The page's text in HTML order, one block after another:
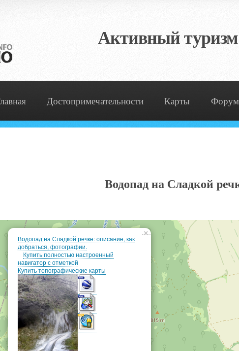
Активный
Достопримечательности Карты Форум
Водопад на Сладкой
×
Водопад на Сладкой речке: описание, как
добраться, фотографии.
Купить полностью настроенный
навигатор с отметкой
Купить топографические карты